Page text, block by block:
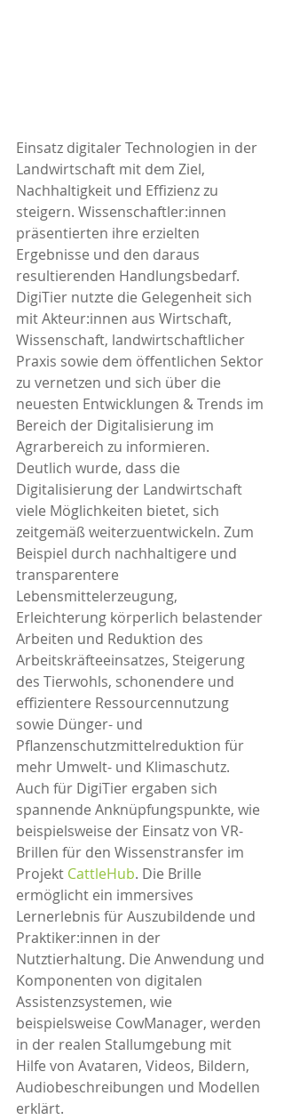
Einsatz digitaler Technologien in der
Landwirtschaft mit dem Ziel,
Nachhaltigkeit und Effizienz zu
steigern. Wissenschaftler:innen
präsentierten ihre erzielten
Ergebnisse und den daraus
resultierenden Handlungsbedarf.
DigiTier nutzte die Gelegenheit sich
mit Akteur:innen aus Wirtschaft,
Wissenschaft, landwirtschaftlicher
Praxis sowie dem öffentlichen Sektor
zu vernetzen und sich über die
neuesten Entwicklungen & Trends im
Bereich der Digitalisierung im
Agrarbereich zu informieren.
Deutlich wurde, dass die
Digitalisierung der Landwirtschaft
viele Möglichkeiten bietet, sich
zeitgemäß weiterzuentwickeln. Zum
Beispiel durch nachhaltigere und
transparentere
Lebensmittelerzeugung,
Erleichterung körperlich belastender
Arbeiten und Reduktion des
Arbeitskräfteeinsatzes, Steigerung
des Tierwohls, schonendere und
effizientere Ressourcennutzung
sowie Dünger- und
Pflanzenschutzmittelreduktion für
mehr Umwelt- und Klimaschutz.
Auch für DigiTier ergaben sich
spannende Anknüpfungspunkte, wie
beispielsweise der Einsatz von VR-
Brillen für den Wissenstransfer im
Projekt CattleHub. Die Brille
ermöglicht ein immersives
Lernerlebnis für Auszubildende und
Praktiker:innen in der
Nutztierhaltung. Die Anwendung und
Komponenten von digitalen
Assistenzsystemen, wie
beispielsweise CowManager, werden
in der realen Stallumgebung mit
Hilfe von Avataren, Videos, Bildern,
Audiobeschreibungen und Modellen
erklärt.